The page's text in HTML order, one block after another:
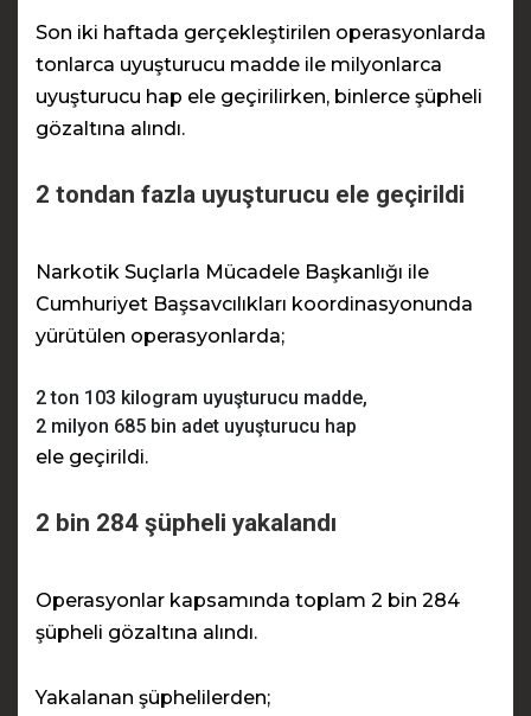
Son iki haftada gerçekleştirilen operasyonlarda
tonlarca uyuşturucu madde ile milyonlarca
uyuşturucu hap ele geçirilirken, binlerce şüpheli
gözaltına alındı.
2 tondan fazla uyuşturucu ele geçirildi
Narkotik Suçlarla Mücadele Başkanlığı ile
Cumhuriyet Başsavcılıkları koordinasyonunda
yürütülen operasyonlarda;
2 ton 103 kilogram uyuşturucu madde,
2 milyon 685 bin adet uyuşturucu hap
ele geçirildi.
2 bin 284 şüpheli yakalandı
Operasyonlar kapsamında toplam 2 bin 284
şüpheli gözaltına alındı.
Yakalanan şüphelilerden;